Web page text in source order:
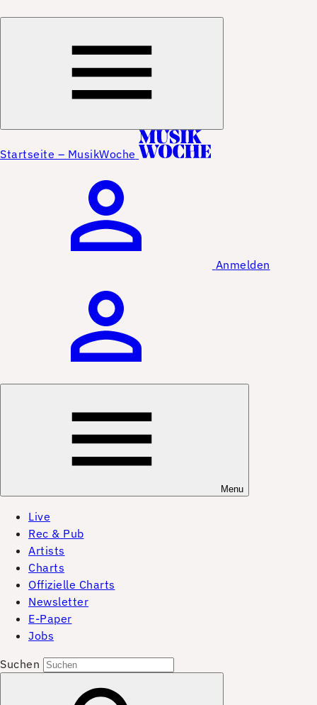
Startseite – MusikWoche
Anmelden
Menu
Live
Rec & Pub
Artists
Charts
Offizielle Charts
Newsletter
E-Paper
Jobs
Suchen